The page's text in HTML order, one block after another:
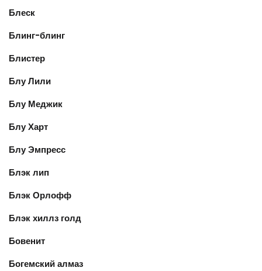
Блеск
Блинг-блинг
Блистер
Блу Лили
Блу Меджик
Блу Харт
Блу Эмпресс
Блэк лип
Блэк Орлофф
Блэк хиллз голд
Бовенит
Богемский алмаз